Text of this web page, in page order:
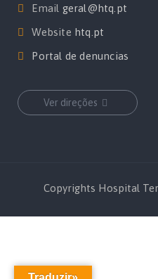
Email geral@htq.pt
Website htq.pt
Portal de denuncias
Ver direções
Copyrights Hospital